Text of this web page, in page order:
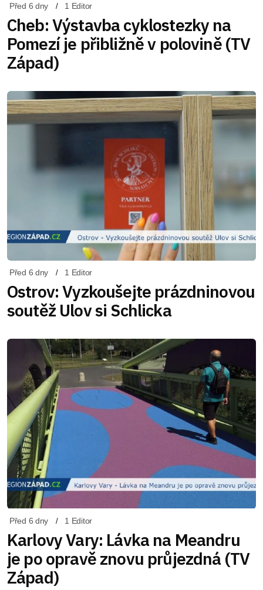
Před 6 dny 1 Editor
Cheb: Výstavba cyklostezky na
Pomezí je přibližně v polovině (TV
Západ)
Před 6 dny 1 Editor
Ostrov: Vyzkoušejte prázdninovou
soutěž Ulov si Schlicka
Před 6 dny 1 Editor
Karlovy Vary: Lávka na Meandru
je po opravě znovu průjezdná (TV
Západ)